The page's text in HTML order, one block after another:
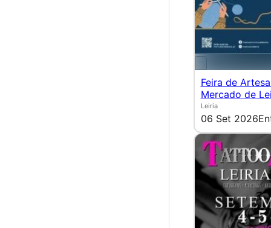
Feira de
Mercado de
Leiria
06 Set 2026